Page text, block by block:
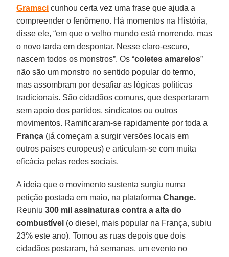
Gramsci cunhou certa vez uma frase que ajuda a
compreender o fenômeno. Há momentos na História,
disse ele, “em que o velho mundo está morrendo, mas
o novo tarda em despontar. Nesse claro-escuro,
nascem todos os monstros”. Os “coletes amarelos”
não são um monstro no sentido popular do termo,
mas assombram por desafiar as lógicas políticas
tradicionais. São cidadãos comuns, que despertaram
sem apoio dos partidos, sindicatos ou outros
movimentos. Ramificaram-se rapidamente por toda a
França (já começam a surgir versões locais em
outros países europeus) e articulam-se com muita
eficácia pelas redes sociais.
A ideia que o movimento sustenta surgiu numa
petição postada em maio, na plataformaChange.
Reuniu300 mil assinaturas contra a alta do
combustível (o diesel, mais popular na França, subiu
23% este ano). Tomou as ruas depois que dois
cidadãos postaram, há semanas, um evento no